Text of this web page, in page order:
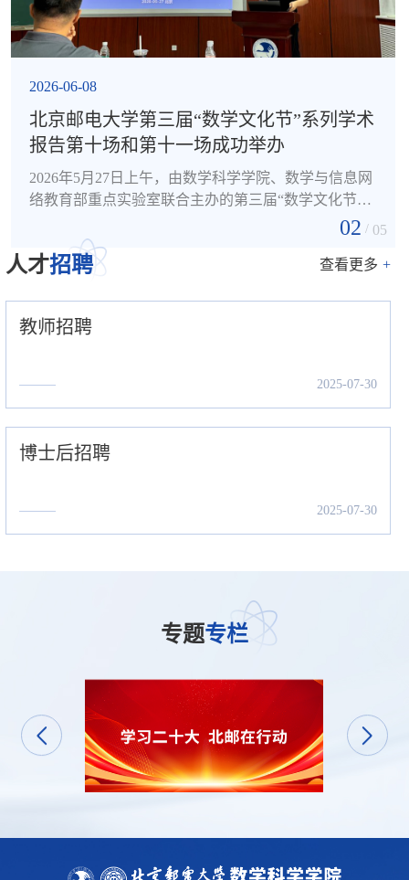
2026-06-08
北京邮电大学第三届“数学文化节”系列学术
报告第十场和第十一场成功举办
2026年5月27日上午，由数学科学学院、数学与信息网
络教育部重点实验室联合主办的第三届“数学文化节”
系列学术报告第十场、第十一场在沙河校区理学楼302
报告厅成功举办。本次活动邀请了中国科学院深圳先
进技术研究院王如心研究员和中国科学院大学特别研
到场聆听。在第十场报告中，王如心研究员介绍了面
02 / 05
查看更多 +
人才招聘
教师招聘
2025-07-30
博士后招聘
2025-07-30
专题专栏